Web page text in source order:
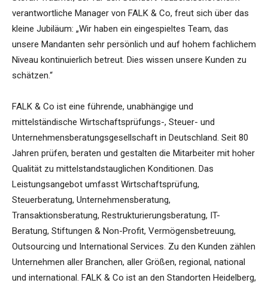
verantwortliche Manager von FALK & Co, freut sich über das
kleine Jubiläum: „Wir haben ein eingespieltes Team, das
unsere Mandanten sehr persönlich und auf hohem fachlichem
Niveau kontinuierlich betreut. Dies wissen unsere Kunden zu
schätzen.“
FALK & Co ist eine führende, unabhängige und
mittelständische Wirtschaftsprüfungs-, Steuer- und
Unternehmensberatungsgesellschaft in Deutschland. Seit 80
Jahren prüfen, beraten und gestalten die Mitarbeiter mit hoher
Qualität zu mittelstandstauglichen Konditionen. Das
Leistungsangebot umfasst Wirtschaftsprüfung,
Steuerberatung, Unternehmensberatung,
Transaktionsberatung, Restrukturierungsberatung, IT-
Beratung, Stiftungen & Non-Profit, Vermögensbetreuung,
Outsourcing und International Services. Zu den Kunden zählen
Unternehmen aller Branchen, aller Größen, regional, national
und international. FALK & Co ist an den Standorten Heidelberg,